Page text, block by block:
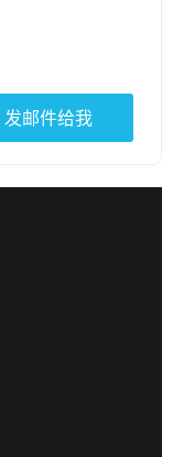
发邮件给我